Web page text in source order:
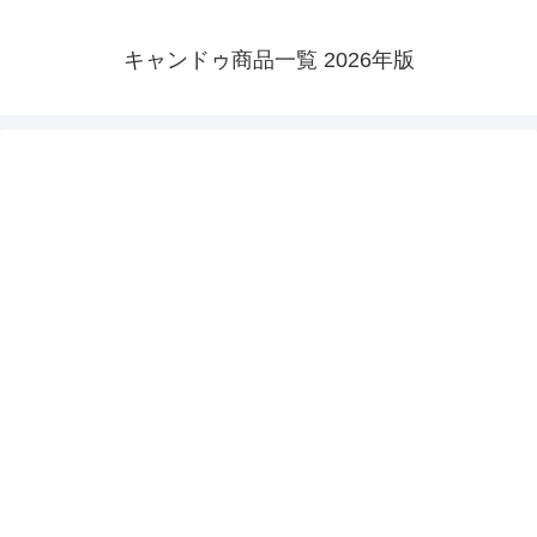
キャンドゥ商品一覧 2026年版